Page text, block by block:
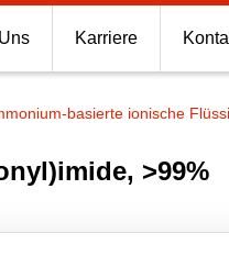
Karriere
basierte ionische
>99%